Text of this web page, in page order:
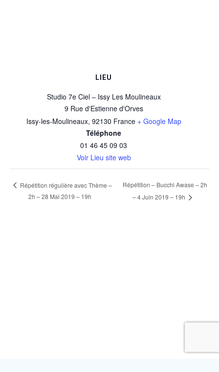
LIEU
Studio 7e Ciel – Issy Les Moulineaux
9 Rue d'Estienne d'Orves
Issy-les-Moulineaux, 92130 France + Google Map
Téléphone
01 46 45 09 03
Voir Lieu site web
Répétition régulière avec Thème –
2h – 28 Mai 2019 – 19h
Répétition – Bucchi Awase – 2h
– 4 Juin 2019 – 19h